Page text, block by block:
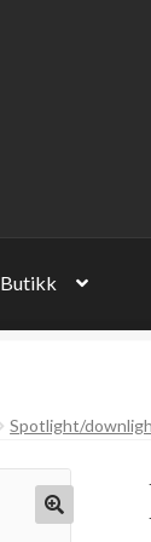
Butikk
Spotlight/